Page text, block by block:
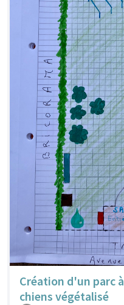
Création d'un parc à
chiens végétalisé